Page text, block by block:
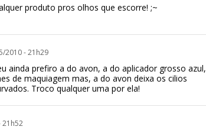
produto pros olhos que escorre! ;~
2010 - 21h29
ainda prefiro a do avon, a do aplicador grosso azul,
de maquiagem mas, a do avon deixa os cilios
Troco qualquer uma por ela!
21h52